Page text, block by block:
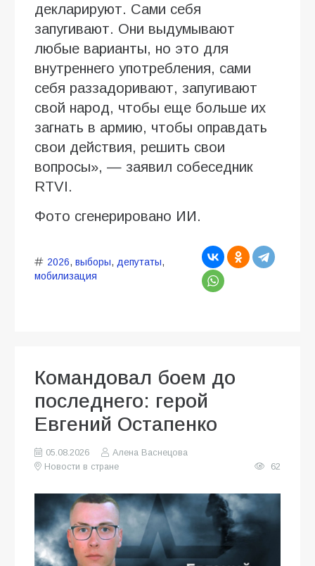
декларируют. Сами себя
запугивают. Они выдумывают
любые варианты, но это для
внутреннего употребления, сами
себя раззадоривают, запугивают
свой народ, чтобы еще больше их
загнать в армию, чтобы оправдать
свои действия, решить свои
вопросы», — заявил собеседник
RTVI.
Фото сгенерировано ИИ.
2026, выборы, депутаты,
мобилизация
Командовал боем до
последнего: герой
Евгений Остапенко
05.08.2026
Алена Васнецова
Новости в стране
62